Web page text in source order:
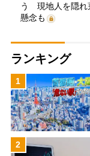
う 現地人を隠れ
懸念も
ランキング
1
2